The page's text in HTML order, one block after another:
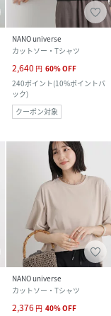
NANO universe
カットソー・Tシャツ
2,640 円 60%OFF
240ポイント(10%ポイントバ
ック)
クーポン対象
NANO universe
カットソー・Tシャツ
2,376 円 40%OFF